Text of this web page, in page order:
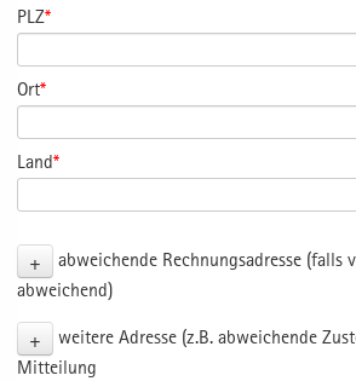
PLZ*
Ort*
Land*
+
abweichende Rechnungsadresse (falls
abweichend)
+
weitere Adresse (z.B. abweichende
Mitteilung